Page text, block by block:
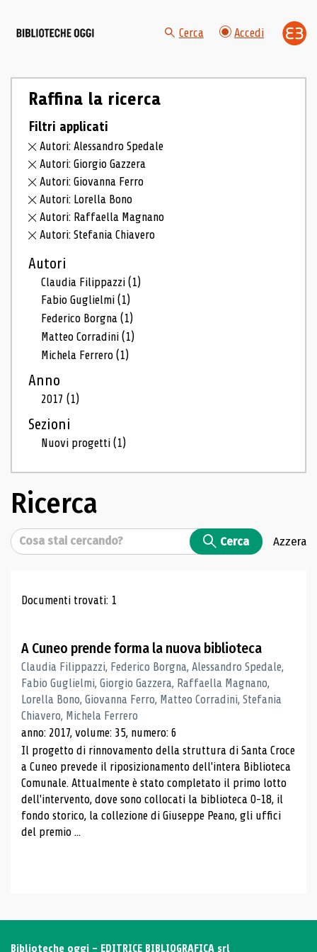
Cerca Accedi
Raffina la ricerca
Filtri applicati
Autori: Alessandro Spedale
Autori: Giorgio Gazzera
Autori: Giovanna Ferro
Autori: Lorella Bono
Autori: Raffaella Magnano
Autori: Stefania Chiavero
Autori
Claudia Filippazzi(1)
Fabio Guglielmi(1)
Federico Borgna(1)
Matteo Corradini(1)
Michela Ferrero(1)
Anno
2017(1)
Sezioni
Nuovi progetti(1)
Ricerca
Cerca Cerca Azzera
Risultati di ricerca
Documenti trovati: 1
A Cuneo prende forma la nuova biblioteca
Claudia Filippazzi, Federico Borgna, Alessandro Spedale,
Fabio Guglielmi, Giorgio Gazzera, Raffaella Magnano,
Lorella Bono, Giovanna Ferro, Matteo Corradini, Stefania
Chiavero, Michela Ferrero
anno: 2017, volume: 35, numero: 6
Il progetto di rinnovamento della struttura di Santa Croce
a Cuneo prevede il riposizionamento dell'intera Biblioteca
Comunale. Attualmente è stato completato il primo lotto
dell'intervento, dove sono collocati la biblioteca 0-18, il
fondo storico, la collezione di Giuseppe Peano, gli uffici
del premio ...
Biblioteche oggi - EDITRICE BIBLIOGRAFICA srl